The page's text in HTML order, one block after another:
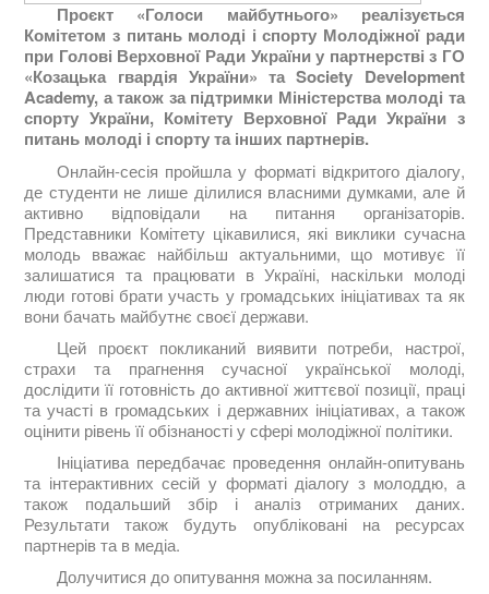
Проєкт «Голоси майбутнього» реалізується
Комітетом з питань молоді і спорту Молодіжної ради
при Голові Верховної Ради України у партнерстві з ГО
«Козацька гвардія України» та Society Development
Academy, а також за підтримки Міністерства молоді та
спорту України, Комітету Верховної Ради України з
питань молоді і спорту та інших партнерів.
Онлайн-сесія пройшла у форматі відкритого діалогу,
де студенти не лише ділилися власними думками, але й
активно відповідали на питання організаторів.
Представники Комітету цікавилися, які виклики сучасна
молодь вважає найбільш актуальними, що мотивує її
залишатися та працювати в Україні, наскільки молоді
люди готові брати участь у громадських ініціативах та як
вони бачать майбутнє своєї держави.
Цей проєкт покликаний виявити потреби, настрої,
страхи та прагнення сучасної української молоді,
дослідити її готовність до активної життєвої позиції, праці
та участі в громадських і державних ініціативах, а також
оцінити рівень її обізнаності у сфері молодіжної політики.
Ініціатива передбачає проведення онлайн-опитувань
та інтерактивних сесій у форматі діалогу з молоддю, а
також подальший збір і аналіз отриманих даних.
Результати також будуть опубліковані на ресурсах
партнерів та в медіа.
Долучитися до опитування можна за посиланням.